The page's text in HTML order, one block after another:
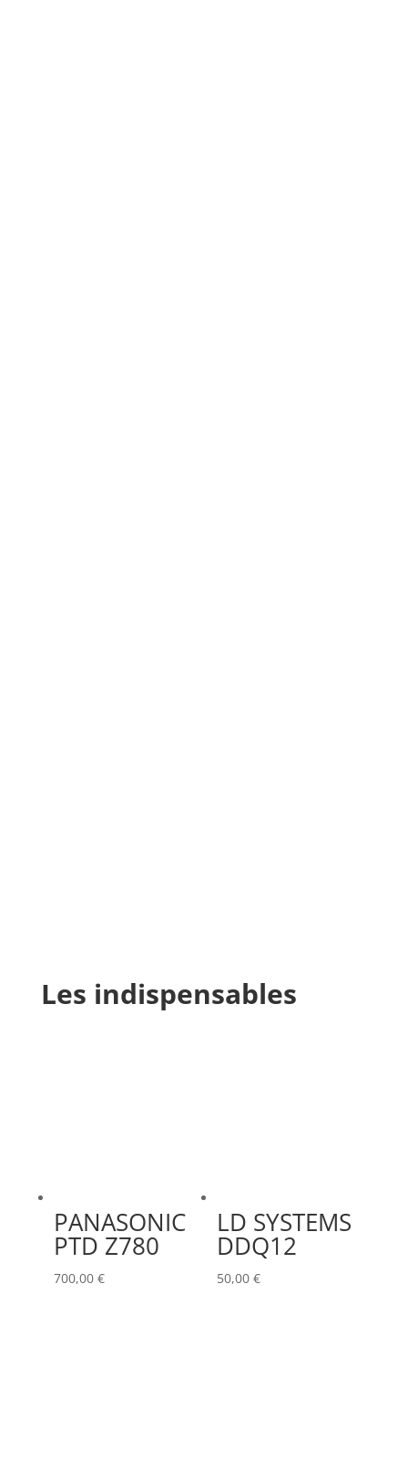
Les indispensables
PANASONIC
PTD Z780
700,00 €
LD SYSTEMS
DDQ12
50,00 €